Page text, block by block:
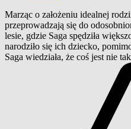
Marząc o założeniu idealnej
przeprowadzają się do
lesie, gdzie Saga spędziła
narodziło się ich dziecko,
Saga wiedziała, że coś jest nie